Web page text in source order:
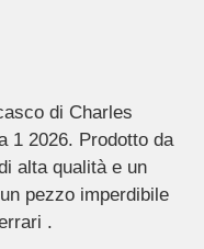
di Charles
1 2026. Prodotto da
alta qualità e un
pezzo imperdibile
.